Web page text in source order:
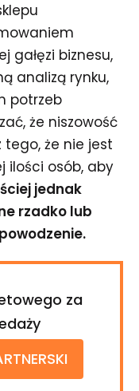
gałęzi biznesu,
analizą rynku,
potrzeb
że niszowość
tego, że nie jest
ilości osób, aby
jednak
rzadko lub
za